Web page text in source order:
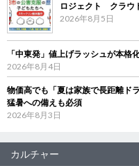
ロジェクト クラウ
2026年8月5日
「中東発」値上げラッシュが本
2026年8月4日
物価高でも「夏は家族で長距離ド
猛暑への備えも必須
2026年8月3日
カルチャー